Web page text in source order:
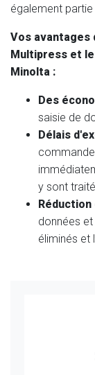
également
Vos
Multipress et
Minolta :
Des
saisie de
Délais
y sont
données
éliminés et